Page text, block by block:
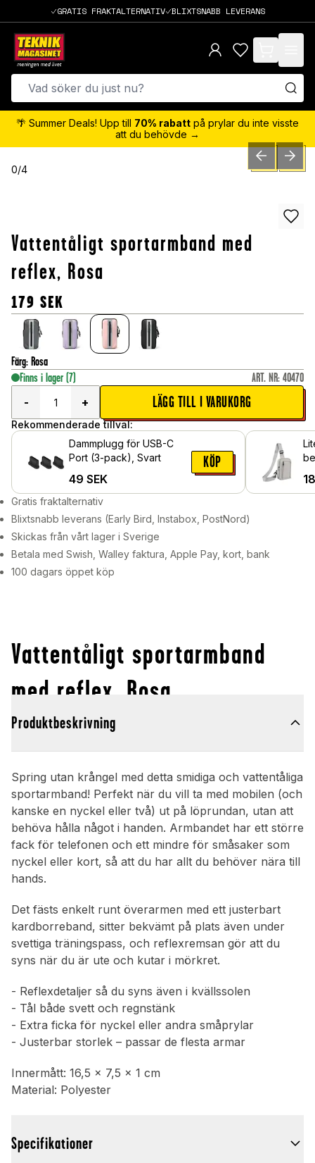
GRATIS FRAKTALTERNATIV BLIXTSNABB LEVERANS
items in cart,
🌴 Summer Deals! Upp till 70% rabatt på prylar du inte visste
att du behövde →
0/4 PREVIOUSNEXT
Vattentåligt sportarmband med
reflex, Rosa
179 SEK
Färg: Rosa
Finns i lager (7) ART. NR: 40470
-
+ LÄGG TILL I VARUKORG
Rekommenderade tillval:
Dammplugg för USB-C
Port (3-pack), Svart
49 SEK
KÖP
Gratis fraktalternativ
Blixtsnabb leverans (Early Bird, Instabox, PostNord)
Skickas från vårt lager i Sverige
Betala med Swish, Walley faktura, Apple Pay, kort, bank
100 dagars öppet köp
Vattentåligt sportarmband
med reflex, Rosa
Produktbeskrivning
Spring utan krångel med detta smidiga och vattentåliga
sportarmband! Perfekt när du vill ta med mobilen (och
kanske en nyckel eller två) ut på löprundan, utan att
behöva hålla något i handen. Armbandet har ett större
fack för telefonen och ett mindre för småsaker som
nyckel eller kort, så att du har allt du behöver nära till
hands.
Det fästs enkelt runt överarmen med ett justerbart
kardborreband, sitter bekvämt på plats även under
svettiga träningspass, och reflexremsan gör att du
syns när du är ute och kutar i mörkret.
- Reflexdetaljer så du syns även i kvällssolen
- Tål både svett och regnstänk
- Extra ficka för nyckel eller andra småprylar
- Justerbar storlek – passar de flesta armar
Innermått: 16,5 x 7,5 x 1 cm
Material: Polyester
Specifikationer